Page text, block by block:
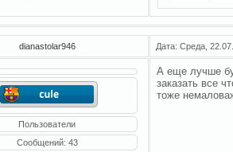
dianastolar946 Дата: Среда,
Пользователи
Сообщений: 43
А еще лучше
заказать все
тоже